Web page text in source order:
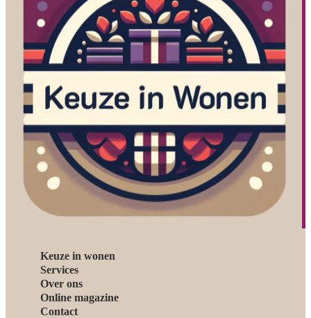
Keuze in wonen
Services
Over ons
Online magazine
Contact